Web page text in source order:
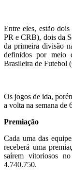
Entre eles, estão
PR e CRB), dois da
da primeira divisão
definidos por meio
Brasileira de Futebol
Os jogos de ida,
a volta na semana de
Premiação
Cada uma das
receberá uma
saírem vitoriosos
4.740.750.